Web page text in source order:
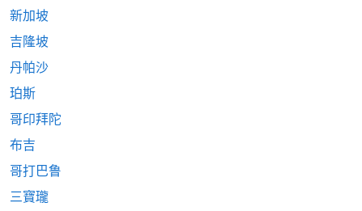
新加坡
吉隆坡
丹帕沙
珀斯
哥印拜陀
布吉
哥打巴鲁
三寶瓏